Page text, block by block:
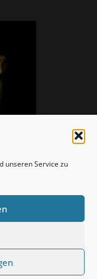
unseren Service zu
vorbehalten